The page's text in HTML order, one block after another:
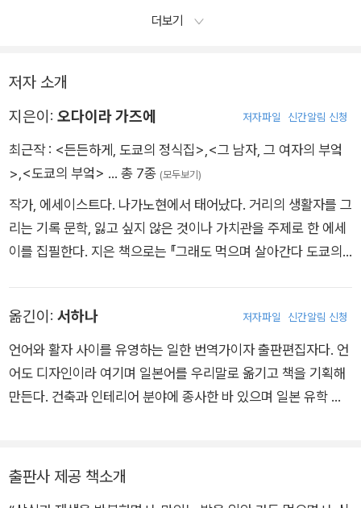
역시 양이 아주 많다. “몸에 좋고 영향이 듬뿍 담긴 한국 가정 요
서 흔히 보기 어려운 메뉴다. 두부처럼 하얀 국물은 뒷맛이 깔끔
한데 맛이 진하고 깊었다.
「한국시골가정요리 도코」에서
더보기
저자 소개
지은이: 오다이라 가즈에 저자파일 신간알림 신청
최근작 : <든든하게, 도쿄의 정식집> <그 남자, 그 여자의 부엌
> <도쿄의 부엌> … 총 7종 (모두보기)
작가, 에세이스트다. 나가노현에서 태어났다. 거리의 생활자를 그
리는 기록 문학, 잃고 싶지 않은 것이나 가치관을 주제로 한 에세
이를 집필한다. 지은 책으로는 『그래도 먹으며 살아간다 도쿄의
きた)』 『주문에 시간이 걸리는 카페, 가령 ‘아 행’을 잘 못하는 너
에게(注文に時間がかかるカフェ たとえば「あ行」が苦手な
君に)』 『정답이 없는 잡담(正解のない雑談)』 『인생 프루트샌드
(人生フルーツサンド)』 등이 있다. 연재로 《도쿄의 부엌 2(東
옮긴이: 서하나 저자파일 신간알림 신청
언어와 활자 사이를 유영하는 일한 번역가이자 출판편집자다. 언
어도 디자인이라 여기며 일본어를 우리말로 옮기고 책을 기획해
만든다. 건축과 인테리어 분야에 종사한 바 있으며 일본 유학 후
세상』 『노인력』 외에 『도쿄 킷사텐 도감』 『든든하게, 도쿄의 정식
집』 『색과 형태가 되기 훨씬 전에』 『나는 고독한 별처럼』 『달콤하
출판사 제공 책소개